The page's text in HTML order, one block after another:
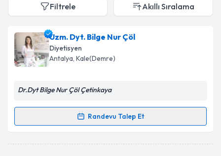
Filtrele Akıllı Sıralama
Uzm. Dyt. Bilge Nur Çöl
Diyetisyen
Antalya, Kale(Demre)
Dr.Dyt Bilge Nur Çöl Çetinkaya
Randevu Talep Et
Randevu Takvimi Talebi